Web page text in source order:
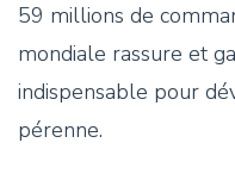
59 millions de
mondiale rassure et
indispensable pour
pérenne.